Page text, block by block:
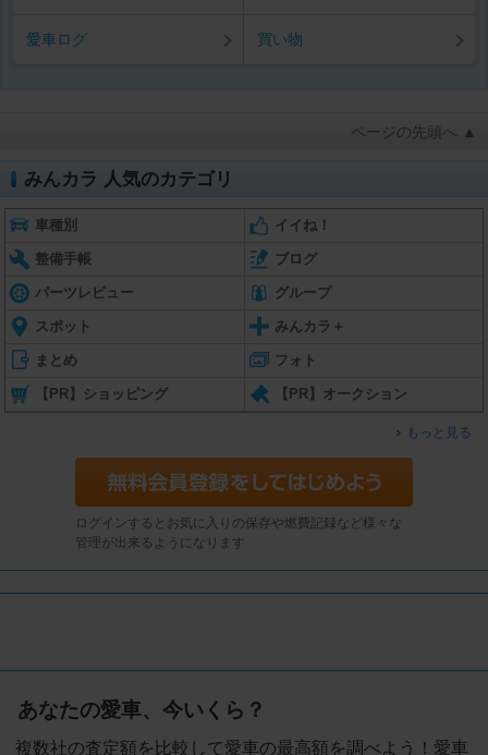
愛車ログ 買い物
ページの先頭へ ▲
みんカラ 人気のカテゴリ
車種別 イイね！
整備手帳 ブログ
パーツレビュー グループ
スポット みんカラ＋
まとめ フォト
【PR】ショッピング 【PR】オークション
もっと見る
ログインするとお気に入りの保存や燃費記録など様々な
管理が出来るようになります
あなたの愛車、今いくら？
複数社の査定額を比較して愛車の最高額を調べよう！愛車